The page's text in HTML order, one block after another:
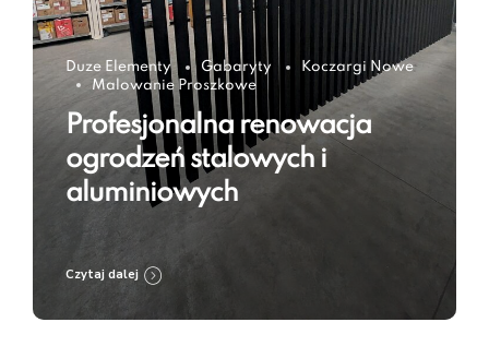
Duze Elementy Gabaryty
Koczargi Nowe
Malowanie Proszkowe
Profesjonalna renowacja
ogrodzeń stalowych i
aluminiowych
Czytaj dalej